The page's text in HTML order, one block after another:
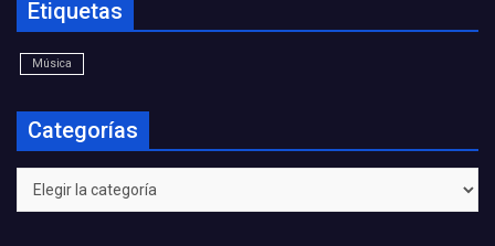
Etiquetas
Música
Categorías
Categorías